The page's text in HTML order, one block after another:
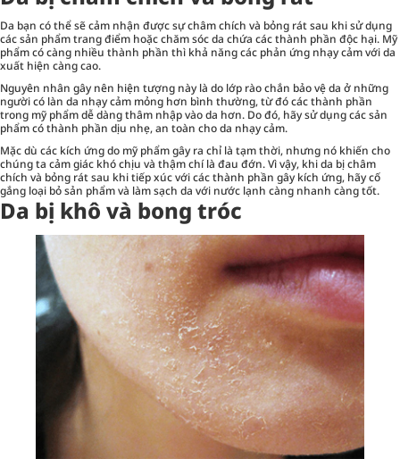
Da bạn có thể sẽ cảm nhận được sự châm chích và bỏng rát sau khi sử dụng
các sản phẩm trang điểm hoặc chăm sóc da chứa các thành phần độc hại. Mỹ
phẩm có càng nhiều thành phần thì khả năng các phản ứng nhạy cảm với da
xuất hiện càng cao.
Nguyên nhân gây nên hiện tượng này là do lớp rào chắn bảo vệ da ở những
người có làn da nhạy cảm mỏng hơn bình thường, từ đó các thành phần
trong mỹ phẩm dễ dàng thâm nhập vào da hơn. Do đó, hãy sử dụng các sản
phẩm có thành phần dịu nhẹ, an toàn cho da nhạy cảm.
Mặc dù các kích ứng do mỹ phẩm gây ra chỉ là tạm thời, nhưng nó khiến cho
chúng ta cảm giác khó chịu và thậm chí là đau đớn. Vì vậy, khi da bị châm
chích và bỏng rát sau khi tiếp xúc với các thành phần gây kích ứng, hãy cố
gắng loại bỏ sản phẩm và làm sạch da với nước lạnh càng nhanh càng tốt.
Da bị khô và bong tróc